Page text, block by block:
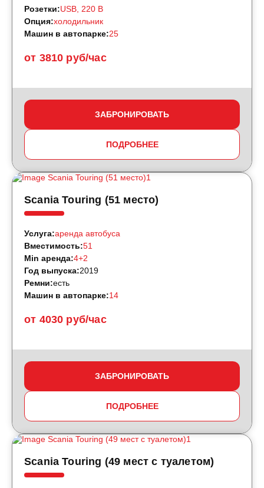
от 3810 руб/час
Розетки:USB, 220 B
Опция:холодильник
Машин в автопарке:25
ЗАБРОНИРОВАТЬ
ПОДРОБНЕЕ
Scania Touring (51 место)
от 4030 руб/час
Услуга:аренда автобуса
Вместимость:51
Min аренда:4+2
Год выпуска:2019
Ремни:есть
Машин в автопарке:14
ЗАБРОНИРОВАТЬ
ПОДРОБНЕЕ
Scania Touring (49 мест с туалетом)